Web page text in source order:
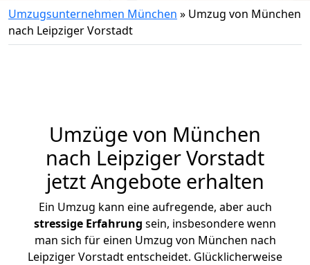
Umzugsunternehmen München » Umzug von München
nach Leipziger Vorstadt
Umzüge von München
nach Leipziger Vorstadt
jetzt Angebote erhalten
Ein Umzug kann eine aufregende, aber auch
stressige Erfahrung sein, insbesondere wenn
man sich für einen Umzug von München nach
Leipziger Vorstadt entscheidet. Glücklicherweise